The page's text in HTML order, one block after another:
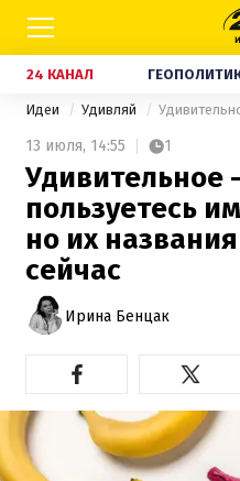
24 КАНАЛ
Идеи Удивляй
13 июля, 14:55 1
Удивительное
пользуетесь
но их
сейчас
Ирина Бенцак